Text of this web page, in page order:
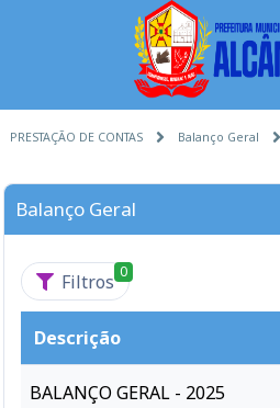
PRESTAÇÃO DE CONTAS Balanço Geral
Balanço Geral
Filtros 0
Descrição
BALANÇO GERAL - 2025